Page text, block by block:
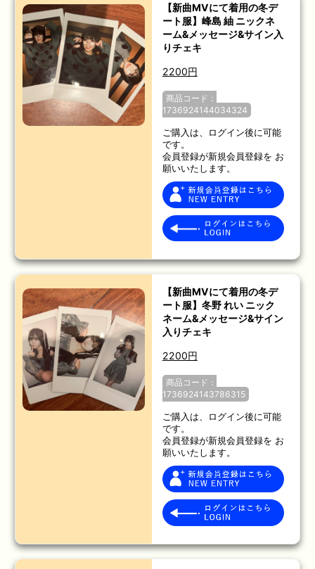
【新曲MVにて着用の冬デ
ート服】峰島 紬 ニックネ
ーム&メッセージ&サイン入
りチェキ
2200円
商品コード：
1736924144034324
ご購入は、ログイン後に可能
です。
会員登録が新規会員登録を お
願いいたします。
【新曲MVにて着用の冬デ
ート服】冬野 れい ニック
ネーム&メッセージ&サイン
入りチェキ
2200円
商品コード：
1736924143786315
ご購入は、ログイン後に可能
です。
会員登録が新規会員登録を お
願いいたします。